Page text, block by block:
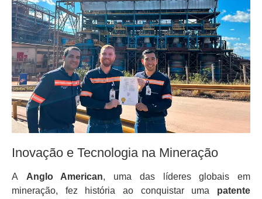
Inovação e Tecnologia na Mineração
A Anglo American, uma das líderes globais em
mineração, fez história ao conquistar uma patente